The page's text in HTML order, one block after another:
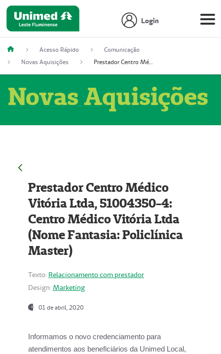
Login
Acesso Rápido
Comunicação
Novas Aquisições
Prestador Centro Médico Vitória Ltda, 51004350-4: Centro Médico Vitória Ltda (Nome Fantasia: Policlínica Master)
Novas Aquisições
Prestador Centro Médico
Vitória Ltda, 51004350-4:
Centro Médico Vitória Ltda
(Nome Fantasia: Policlínica
Master)
Texto: Relacionamento com prestador
Design: Marketing
01 de abril, 2020
Informamos o novo credenciamento para
atendimentos aos beneficiários da Unimed Local,